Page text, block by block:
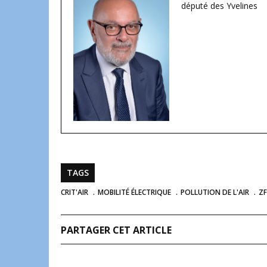
député des Yvelines
TAGS
CRIT'AIR MOBILITÉ ÉLECTRIQUE POLLUTION DE L'AIR
PARTAGER CET ARTICLE